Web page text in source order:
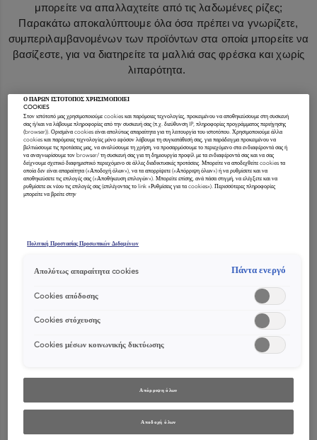
μπορείτε να απαλλαχτείτε από τις λαδωμένες ρίζες;
Παρακάτω αποκαλύπτουμε όλα όσα πρέπει να γνωρίζετε,
συμπεριλαμβανομένων των προϊόντων στα οποία μπορείτε να
βασίζεστε, για να διατηρείτε τα μαλλιά σας φρέσκα και χωρίς
λιπαρότητα.
Τι φταίει για τη λιπαρότητα των
μαλλιών;
η στιβάδα λιπιδίων προστατεύει το δέρμα και τα τριχοθυλάκια
Ο ΠΑΡΩΝ ΙΣΤΟΤΟΠΟΣ ΧΡΗΣΙΜΟΠΟΙΕΙ
COOKIES
Στον ιστότοπό μας χρησιμοποιούμε cookies και παρόμοιες τεχνολογίες, προκειμένου να αποθηκεύσουμε στη συσκευή
σας ή/και να λάβουμε πληροφορίες από την συσκευή σας (π.χ. διεύθυνση IP, πληροφορίες προγράμματος περιήγησης
(browser)). Ορισμένα cookies είναι απολύτως απαραίτητα για τη λειτουργία του ιστοτόπου. Χρησιμοποιούμε άλλα
cookies και παρόμοιες τεχνολογίες μόνο εφόσον λάβουμε τη συγκατάθεσή σας, για παράδειγμα προκειμένου να
βελτιώσουμε τις προτάσεις μας, να αναλύσουμε τη χρήση, να προσαρμόσουμε το περιεχόμενο στα ενδιαφέροντά σας ή
να αναγνωρίσουμε τον browser/ τη συσκευή σας για τη δημιουργία προφίλ με τα ενδιαφέροντά σας και να σας
δείχνουμε σχετικό διαφημιστικό περιεχόμενο σε άλλες διαδικτυακές προτάσεις. Μπορείτε να αποδεχθείτε cookies τα
οποία δεν είναι απαραίτητα («Αποδοχή όλων»), να τα απορρίψετε («Απόρριψη όλων») ή να ρυθμίσετε και να
αποθηκεύσετε τις επιλογές σας («Αποθήκευση επιλογών»). Μπορείτε επίσης, ανά πάσα στιγμή, να ελέγξετε και να
ρυθμίσετε εκ νέου τις επιλογές σας (επιλέγοντας το link «Ρυθμίσεις για τα cookies»). Περισσότερες πληροφορίες
μπορείτε να βρείτε στην
Πολιτική Προστασίας Προσωπικών Δεδομένων
Απολύτως απαραίτητα cookies Πάντα ενεργό
Cookies απόδοσης
Cookies στόχευσης
Cookies μέσων κοινωνικής δικτύωσης
Απόρριψη όλων
Αποδοχή όλων